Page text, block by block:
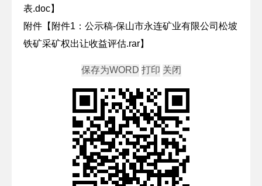
表.doc】
附件【 附件1：公示稿-保山市永连矿业有限公司松坡
铁矿采矿权出让收益评估.rar】